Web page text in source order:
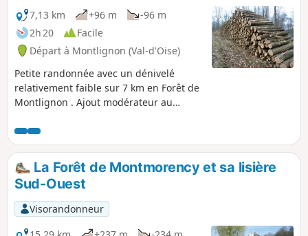
7,13 km +96 m
-96 m
2h 20
Facile
Départ à Montlignon (Val-d'Oise)
Petite randonnée avec un dénivelé
relativement faible sur 7 km en Forêt de
Montlignon . Ajout modérateur au
être suffisant pour suivre cet itinéraire.
Un GPS ou l'application Visorando peut
être utile
La Forêt de Montmorency et sa lisière
Sud-Ouest
Visorandonneur